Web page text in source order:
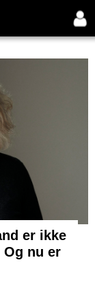
er ikke
nu er